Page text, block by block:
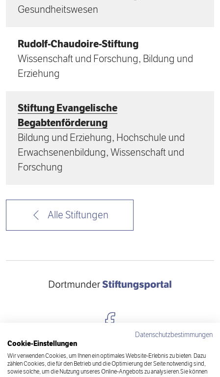
Gesundheitswesen
Rudolf-Chaudoire-Stiftung
Wissenschaft und Forschung, Bildung und
Erziehung
Stiftung Evangelische
Begabtenförderung
Bildung und Erziehung, Hochschule und
Erwachsenenbildung, Wissenschaft und
Forschung
Alle Stiftungen
Datenschutz
Datenschutzbestimmungen
Cookie-Einstellungen
Wir verwenden Cookies, um Ihnen ein optimales Website-Erlebnis zu bieten. Dazu
zählen Cookies, die für den Betrieb und die Optimierung der Seite notwendig sind,
sowie solche, um die Nutzung unseres Online-Angebots zu analysieren.Sie können